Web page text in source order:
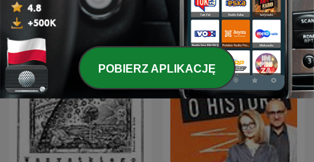
Crazy Nauka Deutsche Podcasts
POBIERZ APLIKACJĘ